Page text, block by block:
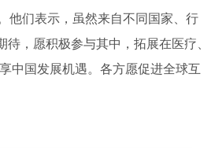
他们表示，虽然来自不同国家、行
，愿积极参与其中，拓展在医疗、
中国发展机遇。各方愿促进全球互